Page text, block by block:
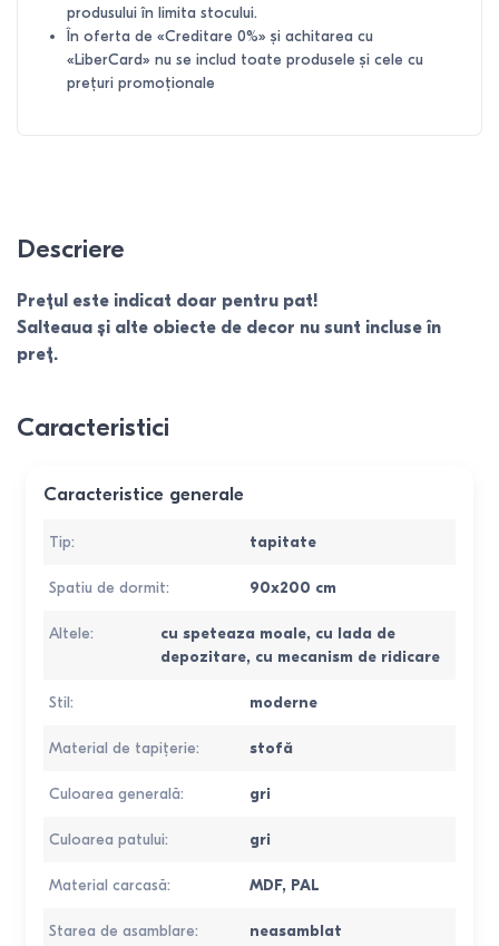
produsului în limita stocului.
În oferta de «Creditare 0%» și achitarea cu
«LiberCard» nu se includ toate produsele și cele cu
prețuri promoționale
Descriere
Prețul este indicat doar pentru pat!
Salteaua și alte obiecte de decor nu sunt incluse în
preț.
Caracteristici
Caracteristice generale
Tip: tapitate
Spatiu de dormit: 90x200 cm
Altele: cu speteaza moale, cu lada de
depozitare, cu mecanism de ridicare
Stil: moderne
Material de tapițerie: stofă
Culoarea generală: gri
Culoarea patului: gri
Material carcasă: MDF, PAL
Starea de asamblare: neasamblat